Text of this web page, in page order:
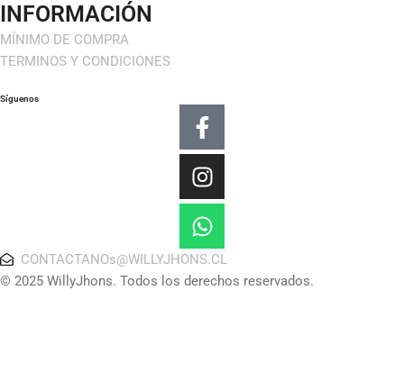
INFORMACIÓN
MÍNIMO DE COMPRA
TERMINOS Y CONDICIONES
Síguenos
Facebook-
f
Instagram
Whatsapp
CONTACTANOs@WILLYJHONS.CL
© 2025 WillyJhons. Todos los derechos reservados.